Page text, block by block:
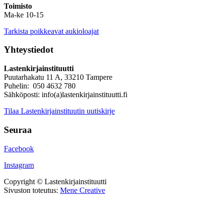
Toimisto
Ma-ke 10-15
Tarkista poikkeavat aukioloajat
Yhteystiedot
Lastenkirjainstituutti
Puutarhakatu 11 A, 33210 Tampere
Puhelin: 050 4632 780
Sähköposti: info(a)lastenkirjainstituutti.fi
Tilaa Lastenkirjainstituutin uutiskirje
Seuraa
Facebook
Instagram
Copyright © Lastenkirjainstituutti
Sivuston toteutus: Mene Creative